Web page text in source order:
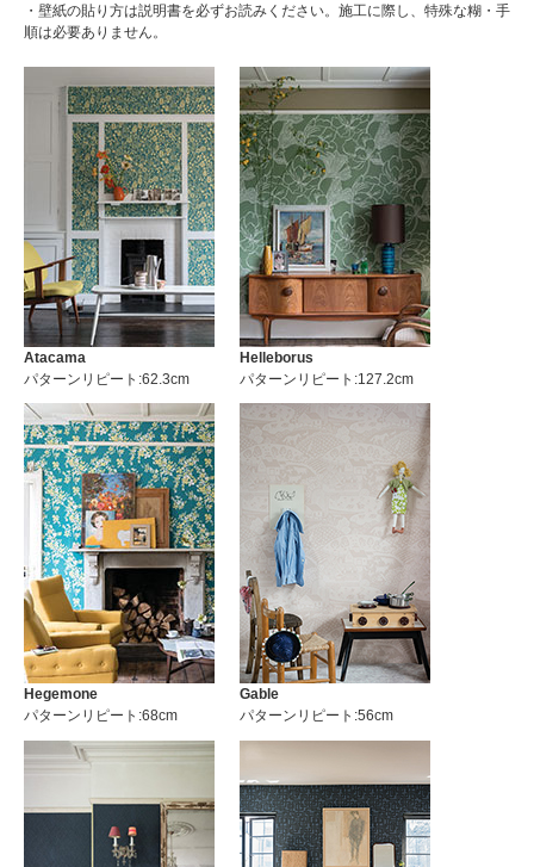
・壁紙の貼り方は説明書を必ずお読みください。施工に際し、特殊な糊・手
順は必要ありません。
Atacama
パターンリピート:62.3cm
Helleborus
パターンリピート:127.2cm
Hegemone
パターンリピート:68cm
Gable
パターンリピート:56cm